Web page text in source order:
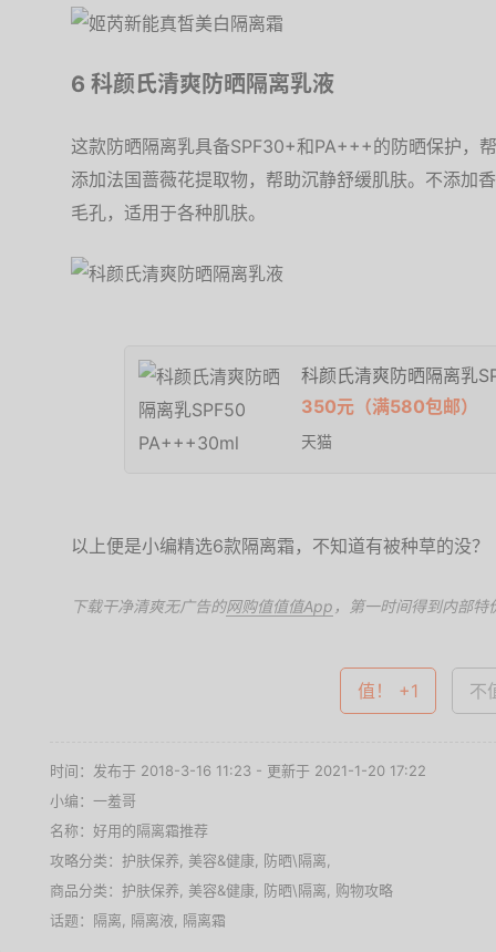
6 科颜氏清爽防晒隔离乳液
这款防晒隔离乳具备SPF30+和PA+++的防晒保护，
添加法国蔷薇花提取物，帮助沉静舒缓肌肤。不添加
毛孔，适用于各种肌肤。
科颜氏清爽防晒隔离乳
350元（满580包邮）
天猫
以上便是小编精选6款隔离霜，不知道有被种草的没？
下载干净清爽无广告的网购值值值App ，第一时间得到内部特
值！ +1 不
时间：发布于 2018-3-16 11:23 - 更新于 2021-1-20 17:22
小编：一羞哥
名称： 好用的隔离霜推荐
攻略分类： 护肤保养 美容&健康 防晒\隔离
商品分类： 护肤保养 美容&健康 防晒\隔离
购物攻略
话题： 隔离 隔离液 隔离霜